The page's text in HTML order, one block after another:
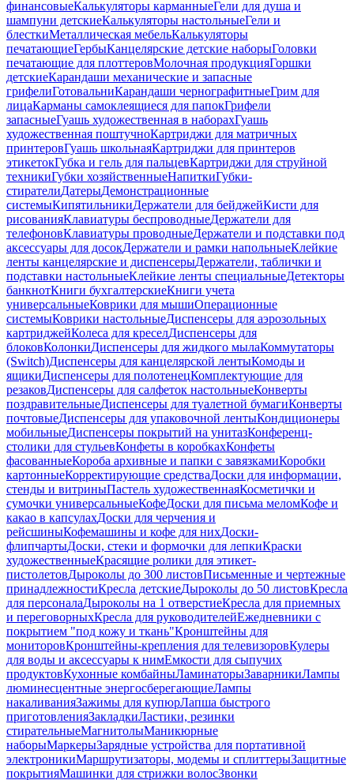
финансовыеКалькуляторы карманныеГели для душа и
шампуни детскиеКалькуляторы настольныеГели и
блесткиМеталлическая мебельКалькуляторы
печатающиеГербыКанцелярские детские наборыГоловки
печатающие для плоттеровМолочная продукцияГоршки
детскиеКарандаши механические и запасные
грифелиГотовальниКарандаши чернографитныеГрим для
лицаКарманы самоклеящиеся для папокГрифели
запасныеГуашь художественная в наборахГуашь
художественная поштучноКартриджи для матричных
принтеровГуашь школьнаяКартриджи для принтеров
этикетокГубка и гель для пальцевКартриджи для струйной
техникиГубки хозяйственныеНапиткиГубки-
стирателиДатерыДемонстрационные
системыКипятильникиДержатели для бейджейКисти для
рисованияКлавиатуры беспроводныеДержатели для
телефоновКлавиатуры проводныеДержатели и подставки под
аксессуары для досокДержатели и рамки напольныеКлейкие
ленты канцелярские и диспенсерыДержатели, таблички и
подставки настольныеКлейкие ленты специальныеДетекторы
банкнотКниги бухгалтерскиеКниги учета
универсальныеКоврики для мышиОперационные
системыКоврики настольныеДиспенсеры для аэрозольных
картриджейКолеса для креселДиспенсеры для
блоковКолонкиДиспенсеры для жидкого мылаКоммутаторы
(Switch)Диспенсеры для канцелярской лентыКомоды и
ящикиДиспенсеры для полотенецКомплектующие для
резаковДиспенсеры для салфеток настольныеКонверты
поздравительныеДиспенсеры для туалетной бумагиКонверты
почтовыеДиспенсеры для упаковочной лентыКондиционеры
мобильныеДиспенсеры покрытий на унитазКонференц-
столики для стульевКонфеты в коробкахКонфеты
фасованныеКороба архивные и папки с завязкамиКоробки
картонныеКорректирующие средстваДоски для информации,
стенды и витриныПастель художественнаяКосметички и
сумочки универсальныеКофеДоски для письма меломКофе и
какао в капсулахДоски для черчения и
рейсшиныКофемашины и кофе для нихДоски-
флипчартыДоски, стеки и формочки для лепкиКраски
художественныеКрасящие ролики для этикет-
пистолетовДыроколы до 300 листовПисьменные и чертежные
принадлежностиКресла детскиеДыроколы до 50 листовКресла
для персоналаДыроколы на 1 отверстиеКресла для приемных
и переговорныхКресла для руководителейЕжедневники с
покрытием "под кожу и ткань"Кронштейны для
мониторовКронштейны-крепления для телевизоровКулеры
для воды и аксессуары к нимЕмкости для сыпучих
продуктовКухонные комбайныЛаминаторыЗаварникиЛампы
люминесцентные энергосберегающиеЛампы
накаливанияЗажимы для купюрЛапша быстрого
приготовленияЗакладкиЛастики, резинки
стирательныеМагнитолыМаникюрные
наборыМаркерыЗарядные устройства для портативной
электроникиМаршрутизаторы, модемы и сплиттерыЗащитные
покрытияМашинки для стрижки волосЗвонки